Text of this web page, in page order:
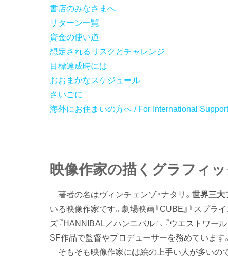
書店のみなさまへ
リターン一覧
資金の使い道
想定されるリスクとチャレンジ
目標達成時には
おおまかなスケジュール
さいごに
海外にお住まいの方へ / For International
映像作家の描くグラフィ
著者の名はヴィンチェンゾ・ナタリ。 世界三大
いる映像作家です。劇場映画『CUBE』『スプラ
ズ『HANNIBAL／ハンニバル』、『ウエストワー
SF作品で監督やプロデューサーを務めています。
そもそも映像作家には絵の上手い人が多いの